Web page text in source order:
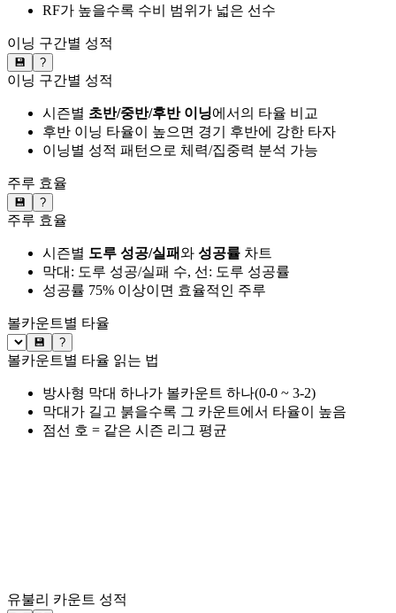
RF가 높을수록 수비 범위가 넓은 선수
이닝 구간별 성적
💾 ?
이닝 구간별 성적
시즌별 초반/중반/후반 이닝에서의 타율 비교
후반 이닝 타율이 높으면 경기 후반에 강한 타자
이닝별 성적 패턴으로 체력/집중력 분석 가능
주루 효율
💾 ?
주루 효율
시즌별 도루 성공/실패와 성공률 차트
막대: 도루 성공/실패 수, 선: 도루 성공률
성공률 75% 이상이면 효율적인 주루
볼카운트별 타율
💾 ?
볼카운트별 타율 읽는 법
방사형 막대 하나가 볼카운트 하나(0-0 ~ 3-2)
막대가 길고 붉을수록 그 카운트에서 타율이 높음
점선 호 = 같은 시즌 리그 평균
유불리 카운트 성적